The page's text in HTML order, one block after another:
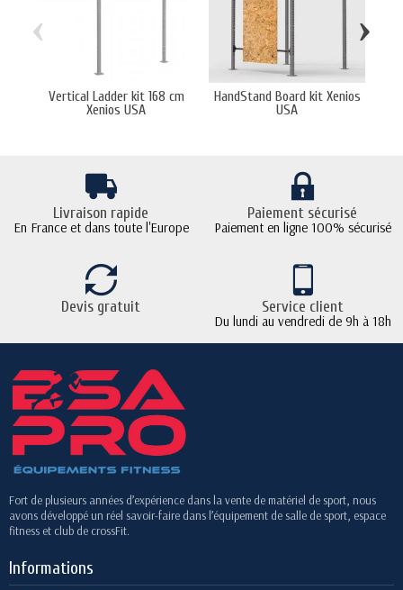
Vertical Ladder kit 168 cm
Xenios USA
HandStand Board kit Xenios
USA
‹ ›
Livraison rapide
En France et dans toute l'Europe
Paiement sécurisé
Paiement en ligne 100% sécurisé
Devis gratuit Service client
Du lundi au vendredi de 9h à 18h
Fort de plusieurs années d’expérience dans la vente de matériel de sport, nous
avons développé un réel savoir-faire dans l’équipement de salle de sport, espace
fitness et club de crossFit.
Informations